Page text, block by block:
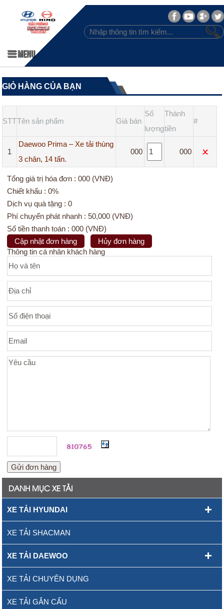
MENU
GIỎ HÀNG CỦA BẠN
STTTên sản phẩm Giá bán
Số
lượng
Thành
tiền
#
1
Daewoo Prima – Xe tải thùng
3 chân, 14 tấn.
000 000
Tổng giá trị hóa đơn : 000 (VNĐ)
Chiết khấu : 0%
Dịch vụ quà tặng : 0
Phí chuyển phát nhanh : 50,000 (VNĐ)
Số tiền thanh toán : 000 (VNĐ)
Cập nhật đơn hàng
Hủy đơn hàng
Thông tin cá nhân khách hàng
DANH MỤC XE TẢI
XE TẢI HYUNDAI
XE TẢI SHACMAN
XE TẢI DAEWOO
XE TẢI CHUYÊN DỤNG
XE TẢI GẮN CẨU